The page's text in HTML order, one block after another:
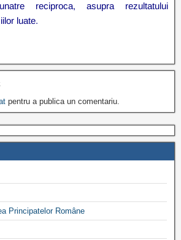
reciproca, asupra rezultatului
luate.
pentru a publica un comentariu.
Principatelor Române